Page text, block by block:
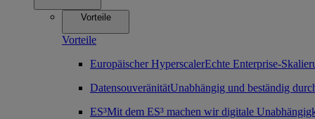
Vorteile
Vorteile
Europäischer HyperscalerEchte Enterprise-
DatensouveränitätUnabhängig und beständig
ES³Mit dem ES³ machen wir digitale